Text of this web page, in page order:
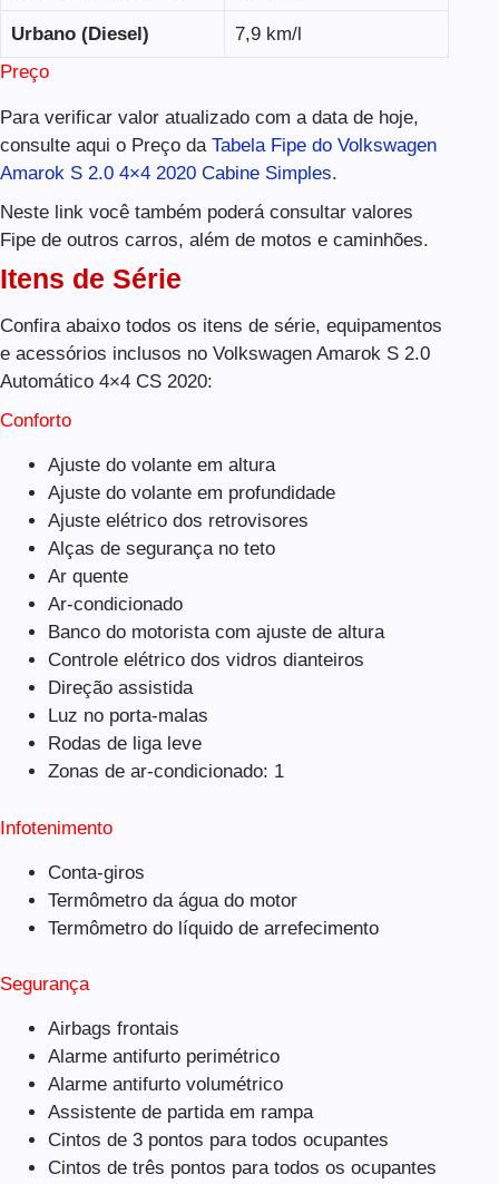
Urbano (Diesel)
7,9 km/l
Preço
Para verificar valor atualizado com a data de hoje,
consulte aqui o Preço da Tabela Fipe do Volkswagen
Amarok S 2.0 4×4 2020 Cabine Simples.
Neste link você também poderá consultar valores
Fipe de outros carros, além de motos e caminhões.
Itens de Série
Confira abaixo todos os itens de série, equipamentos
e acessórios inclusos no Volkswagen Amarok S 2.0
Automático 4×4 CS 2020:
Conforto
Ajuste do volante em altura
Ajuste do volante em profundidade
Ajuste elétrico dos retrovisores
Alças de segurança no teto
Ar quente
Ar-condicionado
Banco do motorista com ajuste de altura
Controle elétrico dos vidros dianteiros
Direção assistida
Luz no porta-malas
Rodas de liga leve
Zonas de ar-condicionado: 1
Infotenimento
Conta-giros
Termômetro da água do motor
Termômetro do líquido de arrefecimento
Segurança
Airbags frontais
Alarme antifurto perimétrico
Alarme antifurto volumétrico
Assistente de partida em rampa
Cintos de 3 pontos para todos ocupantes
Cintos de três pontos para todos os ocupantes